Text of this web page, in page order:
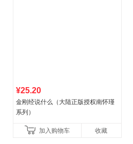
¥25.20
金刚经说什么（大陆正版授权南怀瑾
系列）
加入购物车 收藏